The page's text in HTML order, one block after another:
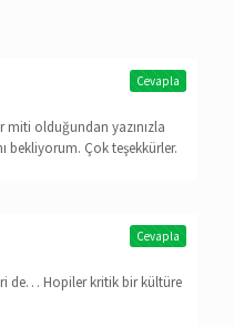
miti olduğundan yazınızla
bekliyorum. Çok teşekkürler.
Cevapla
de… Hopiler kritik bir kültüre
Cevapla